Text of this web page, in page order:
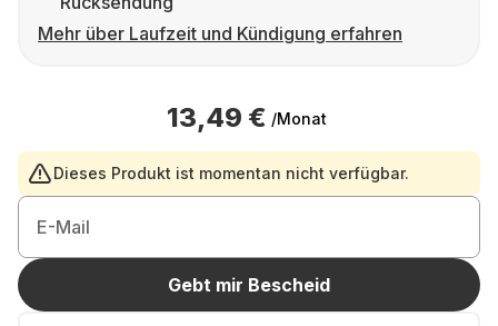
Mehr über Laufzeit und Kündigung erfahren
13,49 € /Monat
Dieses Produkt ist momentan nicht verfügbar.
E-Mail
Gebt mir Bescheid